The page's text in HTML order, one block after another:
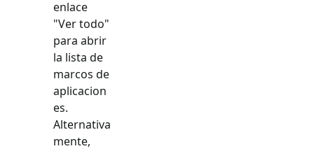
enlace
"Ver todo"
para abrir
la lista de
marcos de
aplicacion
es.
Alternativa
mente,